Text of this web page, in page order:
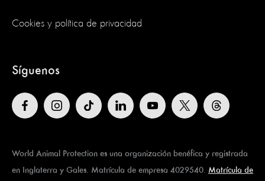
Cookies y política de privacidad
Síguenos
World Animal Protection es una organización benéfica y registrada
en Inglaterra y Gales. Matrícula de empresa 4029540. Matrícula de